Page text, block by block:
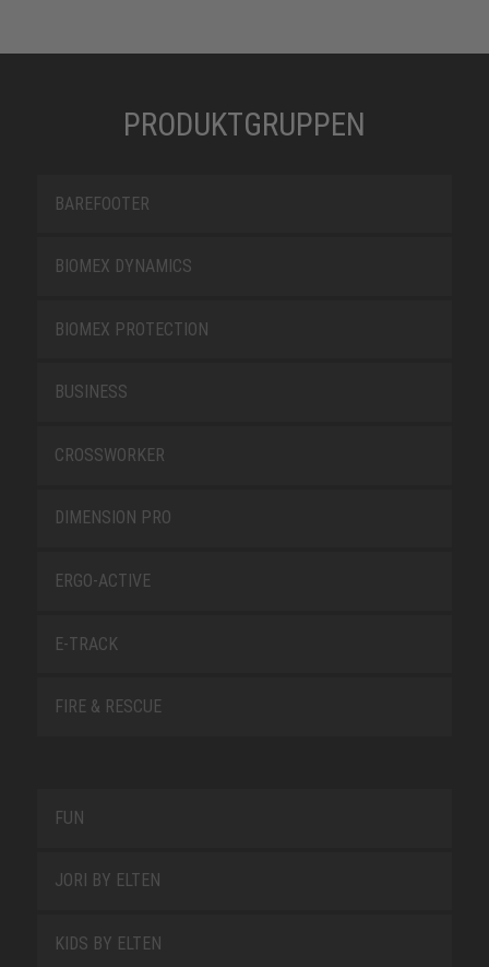
PRODUKTGRUPPEN
BAREFOOTER
BIOMEX DYNAMICS
BIOMEX PROTECTION
BUSINESS
CROSSWORKER
DIMENSION PRO
ERGO-ACTIVE
E-TRACK
FIRE & RESCUE
FUN
JORI BY ELTEN
KIDS BY ELTEN